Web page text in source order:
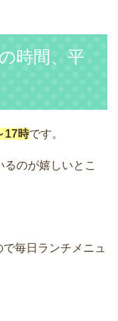
時間、平
17時です。
のが嬉しいとこ
毎日ランチメニュ